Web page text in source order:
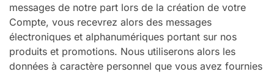
messages de notre part lors de la création de votre
Compte, vous recevrez alors des messages
électroniques et alphanumériques portant sur nos
produits et promotions. Nous utiliserons alors les
données à caractère personnel que vous avez fournies